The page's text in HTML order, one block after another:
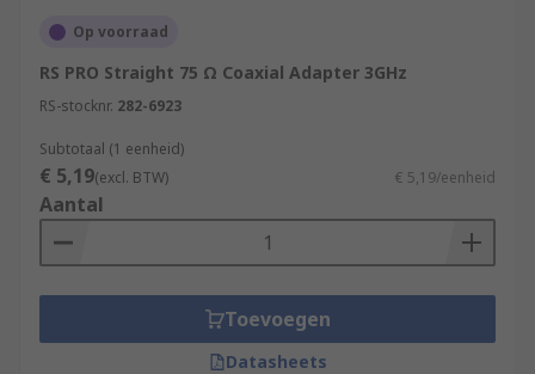
Op voorraad
RS PRO Straight 75 Ω Coaxial Adapter 3GHz
RS-stocknr. 282-6923
Subtotaal (1 eenheid)
€ 5,19(excl. BTW) € 5,19/eenheid
Aantal
Toevoegen
Datasheets